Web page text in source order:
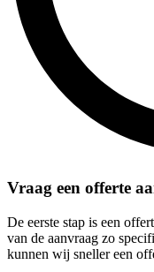
Vraag een offerte
De eerste stap is een
van de aanvraag zo
kunnen wij sneller een